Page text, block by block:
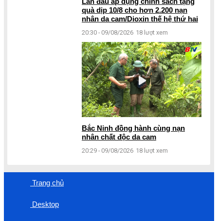
quà dịp 10/8 cho hơn 2.200 nạn
nhân da cam/Dioxin thế hệ thứ hai
20:30 - 09/08/2026 18 lượt xem
Bắc Ninh đồng hành cùng nạn
nhân chất độc da cam
20:29 - 09/08/2026 18 lượt xem
Trang chủ
Desktop